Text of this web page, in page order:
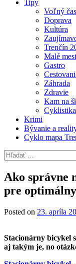
Tipy
Voľný čas
Doprava
Kultúra
Trenčín
Malé
Gastro
Záhrada
Zdravie
Kam na
Cyklistika
Krimi
Bývanie a
Cyklo mapa
Hľadať:
Ako správne
pre
Posted on 23. apríla
Stacionárny bicykel
aj takým je, no